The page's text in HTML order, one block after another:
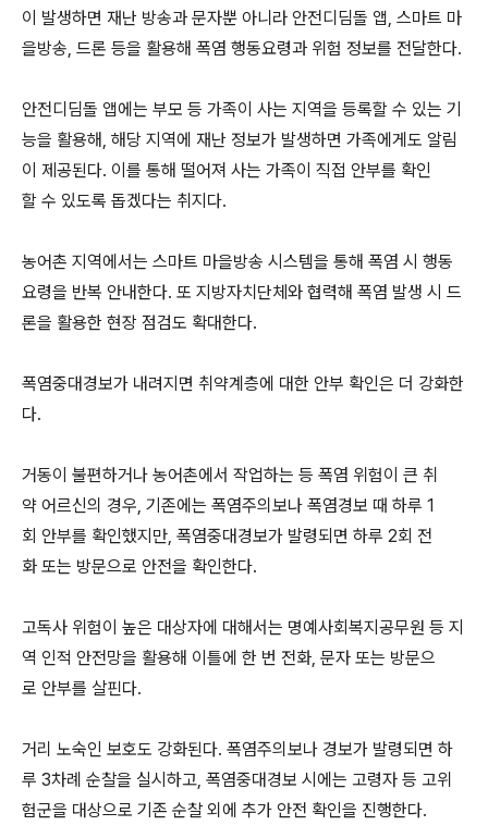
이 발생하면 재난 방송과 문자뿐 아니라 안전디딤돌 앱, 스마트 마
을방송, 드론 등을 활용해 폭염 행동요령과 위험 정보를 전달한다.
안전디딤돌 앱에는 부모 등 가족이 사는 지역을 등록할 수 있는 기
능을 활용해, 해당 지역에 재난 정보가 발생하면 가족에게도 알림
이 제공된다. 이를 통해 떨어져 사는 가족이 직접 안부를 확인
할 수 있도록 돕겠다는 취지다.
농어촌 지역에서는 스마트 마을방송 시스템을 통해 폭염 시 행동
요령을 반복 안내한다. 또 지방자치단체와 협력해 폭염 발생 시 드
론을 활용한 현장 점검도 확대한다.
폭염중대경보가 내려지면 취약계층에 대한 안부 확인은 더 강화한
다.
거동이 불편하거나 농어촌에서 작업하는 등 폭염 위험이 큰 취
약 어르신의 경우, 기존에는 폭염주의보나 폭염경보 때 하루 1
회 안부를 확인했지만, 폭염중대경보가 발령되면 하루 2회 전
화 또는 방문으로 안전을 확인한다.
고독사 위험이 높은 대상자에 대해서는 명예사회복지공무원 등 지
역 인적 안전망을 활용해 이틀에 한 번 전화, 문자 또는 방문으
로 안부를 살핀다.
거리 노숙인 보호도 강화된다. 폭염주의보나 경보가 발령되면 하
루 3차례 순찰을 실시하고, 폭염중대경보 시에는 고령자 등 고위
험군을 대상으로 기존 순찰 외에 추가 안전 확인을 진행한다.